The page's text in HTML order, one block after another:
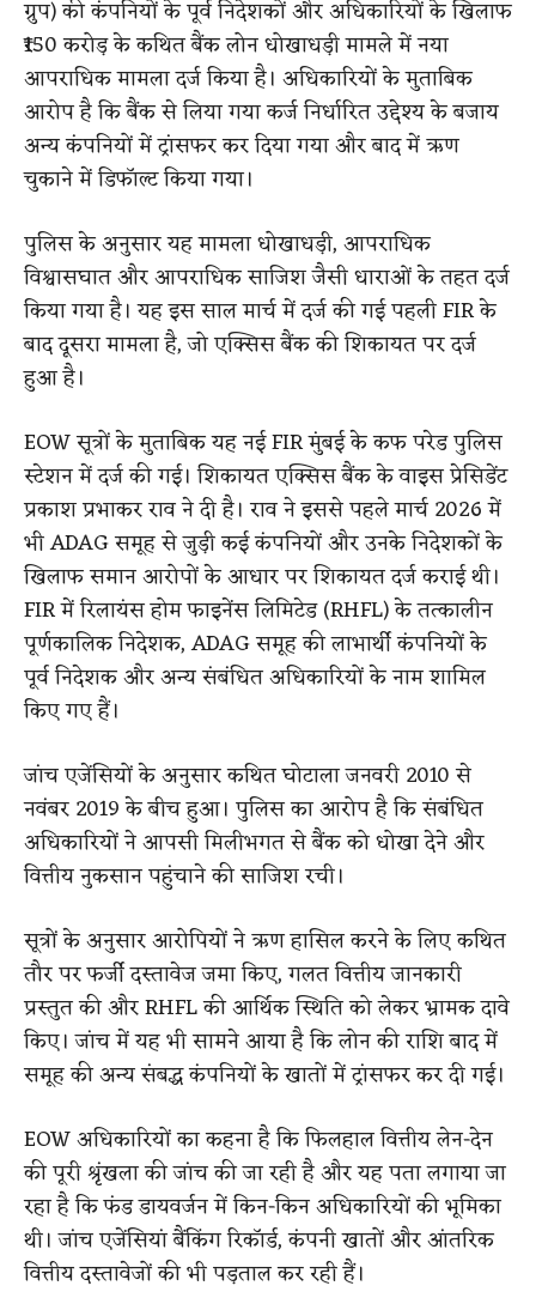
ग्रुप) की कंपनियों के पूर्व निदेशकों और अधिकारियों के खिलाफ
₹150 करोड़ के कथित बैंक लोन धोखाधड़ी मामले में नया
आपराधिक मामला दर्ज किया है। अधिकारियों के मुताबिक
आरोप है कि बैंक से लिया गया कर्ज निर्धारित उद्देश्य के बजाय
अन्य कंपनियों में ट्रांसफर कर दिया गया और बाद में ऋण
चुकाने में डिफॉल्ट किया गया।
पुलिस के अनुसार यह मामला धोखाधड़ी, आपराधिक
विश्वासघात और आपराधिक साजिश जैसी धाराओं के तहत दर्ज
किया गया है। यह इस साल मार्च में दर्ज की गई पहली FIR के
बाद दूसरा मामला है, जो एक्सिस बैंक की शिकायत पर दर्ज
हुआ है।
EOW सूत्रों के मुताबिक यह नई FIR मुंबई के कफ परेड पुलिस
स्टेशन में दर्ज की गई। शिकायत एक्सिस बैंक के वाइस प्रेसिडेंट
प्रकाश प्रभाकर राव ने दी है। राव ने इससे पहले मार्च 2026 में
भी ADAG समूह से जुड़ी कई कंपनियों और उनके निदेशकों के
खिलाफ समान आरोपों के आधार पर शिकायत दर्ज कराई थी।
FIR में रिलायंस होम फाइनेंस लिमिटेड (RHFL) के तत्कालीन
पूर्णकालिक निदेशक, ADAG समूह की लाभार्थी कंपनियों के
पूर्व निदेशक और अन्य संबंधित अधिकारियों के नाम शामिल
किए गए हैं।
जांच एजेंसियों के अनुसार कथित घोटाला जनवरी 2010 से
नवंबर 2019 के बीच हुआ। पुलिस का आरोप है कि संबंधित
अधिकारियों ने आपसी मिलीभगत से बैंक को धोखा देने और
वित्तीय नुकसान पहुंचाने की साजिश रची।
सूत्रों के अनुसार आरोपियों ने ऋण हासिल करने के लिए कथित
तौर पर फर्जी दस्तावेज जमा किए, गलत वित्तीय जानकारी
प्रस्तुत की और RHFL की आर्थिक स्थिति को लेकर भ्रामक दावे
किए। जांच में यह भी सामने आया है कि लोन की राशि बाद में
समूह की अन्य संबद्ध कंपनियों के खातों में ट्रांसफर कर दी गई।
EOW अधिकारियों का कहना है कि फिलहाल वित्तीय लेन-देन
की पूरी श्रृंखला की जांच की जा रही है और यह पता लगाया जा
रहा है कि फंड डायवर्जन में किन-किन अधिकारियों की भूमिका
थी। जांच एजेंसियां बैंकिंग रिकॉर्ड, कंपनी खातों और आंतरिक
वित्तीय दस्तावेजों की भी पड़ताल कर रही हैं।